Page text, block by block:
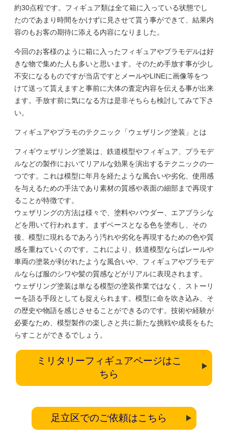
約30点程です。フィギュア類は全て箱に入っている状態でし
たのであまり時間をかけずに見させて貰う事ができて、結果内
容のもお客の期待に添える内容になりました。
今回のお客様のように箱に入ったフィギュアやプラモデルは好
きな物で集めた人も多いと思います。そのため手放す事が少し
不安になるものですが当店ですとメールやLINEに画像等をつ
けて送って貰えますと事前に大体の査定内容を伝える事が出来
ます。手放す前に気になる方は是非そちらも検討してみて下さ
い。
フィギュアやプラモのテクニック「ウェザリング塗装」とは
フィギウェザリング塗装は、鉄道模型やフィギュア、プラモデ
ルなどの製作においてリアルな効果を演出するテクニックの一
つです。これは模型に年月を経たような風合いや劣化、使用感
を与えるための手法であり素材の質感や表面の細部まで再現す
ることが特徴です。
ウェザリングの方法は様々で、塗料やパウダー、エアブラシな
どを用いて行われます。まずベースとなる色を塗布し、その
後、模型に現れるであろう汚れや劣化を再現するための色や質
感を重ねていくのです。これにより、鉄道模型ならばレールや
車両の塗装が剥がれたような風合いや、フィギュアやプラモデ
ルならば服のシワや髪の質感などがリアルに表現されます。
ウェザリング塗装は単なる模型の塗装作業ではなく、ストーリ
ーを語る手段としても捉えられます。模型に命を吹き込み、そ
の歴史や物語を感じさせることができるのです。技術や経験が
必要なため、模型製作の楽しさと共に新たな挑戦や成長をもた
らすことができるでしょう。
ミリタリーフィギュアページはこ
ちら
足立区でのご依頼はこちら